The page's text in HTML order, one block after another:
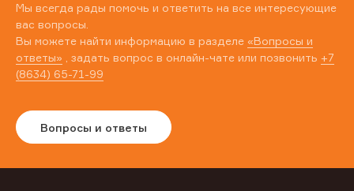
Мы всегда рады помочь и ответить на все интересующие
вас вопросы.
Вы можете найти информацию в разделе «Вопросы и
ответы» , задать вопрос в онлайн-чате или позвонить +7
(8634) 65-71-99
Вопросы и ответы